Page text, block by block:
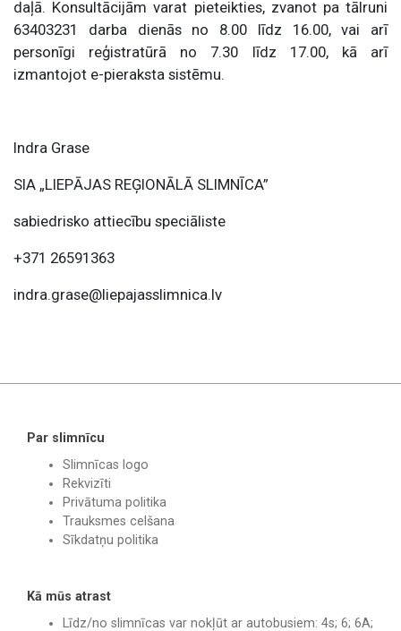
daļā. Konsultācijām varat pieteikties, zvanot pa tālruni
63403231 darba dienās no 8.00 līdz 16.00, vai arī
personīgi reģistratūrā no 7.30 līdz 17.00, kā arī
izmantojot e-pieraksta sistēmu.
Indra Grase
SIA „LIEPĀJAS REĢIONĀLĀ SLIMNĪCA”
sabiedrisko attiecību speciāliste
+371 26591363
indra.grase@liepajasslimnica.lv
Par slimnīcu
Slimnīcas logo
Rekvizīti
Privātuma politika
Trauksmes celšana
Sīkdatņu politika
Kā mūs atrast
Līdz/no slimnīcas var nokļūt ar autobusiem: 4s; 6; 6A;